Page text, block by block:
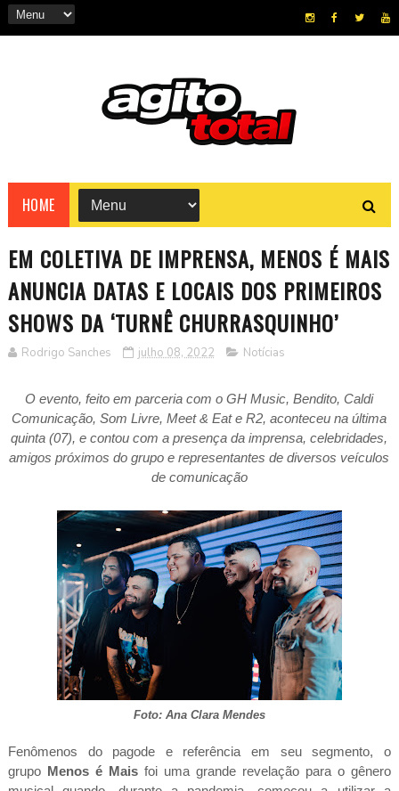
HOME
EM COLETIVA DE IMPRENSA, MENOS É MAIS
ANUNCIA DATAS E LOCAIS DOS PRIMEIROS
SHOWS DA ‘TURNÊ CHURRASQUINHO’
Rodrigo Sanches julho 08, 2022 Notícias
O evento, feito em parceria com o GH Music, Bendito, Caldi
Comunicação, Som Livre, Meet & Eat e R2, aconteceu na última
quinta (07), e contou com a presença da imprensa, celebridades,
amigos próximos do grupo e representantes de diversos veículos
de comunicação
Foto: Ana Clara Mendes
Fenômenos do pagode e referência em seu segmento, o
grupo
Menos é Maisfoi uma grande revelação para o gênero